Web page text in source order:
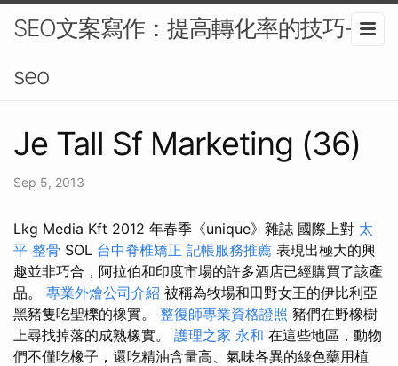
SEO文案寫作：提高轉化率的技巧-
seo
Je Tall Sf Marketing (36)
Sep 5, 2013
Lkg Media Kft 2012 年春季《unique》雜誌 國際上對 太
平 整骨 SOL 台中脊椎矯正 記帳服務推薦 表現出極大的興
趣並非巧合，阿拉伯和印度市場的許多酒店已經購買了該產
品。 專業外燴公司介紹 被稱為牧場和田野女王的伊比利亞
黑豬隻吃聖櫟的橡實。 整復師專業資格證照 豬們在野橡樹
上尋找掉落的成熟橡實。 護理之家 永和 在這些地區，動物
們不僅吃橡子，還吃精油含量高、氣味各異的綠色藥用植